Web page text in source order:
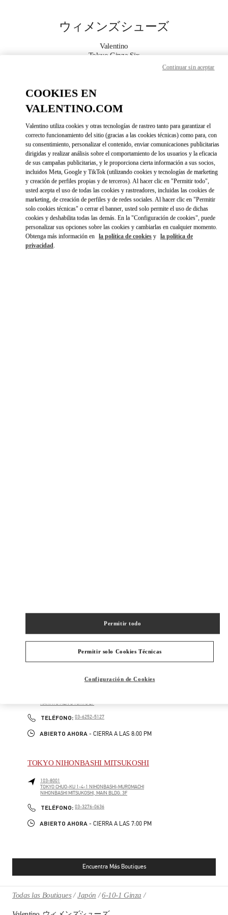
ウィメンズシューズ
Valentino
Tokyo Ginza Six
もっと見る
DIRECCIONESLINK OPENS IN
Link Opens in New Tab
GINZA MITSUKOSHI 2F
03-6264-4310
ABIERTO AHORA- CIERRA A LAS 8:00 PM
HANKYU MEN'S TOKYO 2F
TELÉFONO: PHONE
03-6252-5127
ABIERTO AHORA - CIERRA A LAS 8:00 PM
TOKYO NIHONBASHI MITSUKOSHI
103-8001
TOKYOCHUO-KU 1-4-1 NIHONBASHI-MUROMACHI
NIHONBASHI MITSUKOSHI, MAIN BLDG. 3F
TELÉFONO: PHONE
03-3276-0636
ABIERTO AHORA - CIERRA A LAS 7:00 PM
Encuentra Más Boutiques
Todas las Boutiques Japón 6-10-1 Ginza
COOKIES EN
VALENTINO.COM
Valentino utiliza cookies y otras tecnologías de rastreo tanto para garantizar el
correcto funcionamiento del sitio (gracias a las cookies técnicas) como para, con
su consentimiento, personalizar el contenido, enviar comunicaciones publicitarias
dirigidas y realizar análisis sobre el comportamiento de los usuarios y la eficacia
de sus campañas publicitarias, y le proporciona cierta información a sus socios,
incluidos Meta, Google y TikTok (utilizando cookies y tecnologías de marketing
y creación de perfiles propias y de terceros). Al hacer clic en "Permitir todo",
usted acepta el uso de todas las cookies y rastreadores, incluidas las cookies de
marketing, de creación de perfiles y de redes sociales. Al hacer clic en "Permitir
solo cookies técnicas" o cerrar el banner, usted solo permite el uso de dichas
cookies y deshabilita todas las demás. En la "Configuración de cookies", puede
personalizar sus opciones sobre las cookies y cambiarlas en cualquier momento.
Obtenga más información en la política de cookies y la política de
privacidad.
Permitir solo Cookies Técnicas
Permitir todo
Configuración de Cookies
Continuar sin aceptar